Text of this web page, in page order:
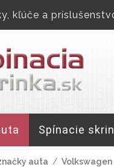
kľúče a
Spínacie
auta / Volkswagen